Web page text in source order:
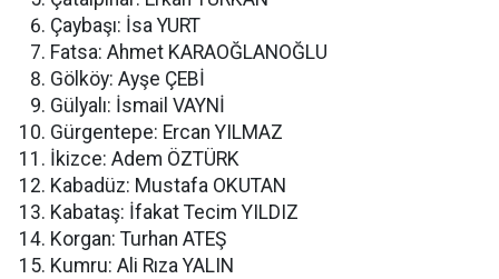
Çaybaşı: İsa YURT
Fatsa: Ahmet KARAOĞLANOĞLU
Gölköy: Ayşe ÇEBİ
Gülyalı: İsmail VAYNİ
Gürgentepe: Ercan YILMAZ
İkizce: Adem ÖZTÜRK
Kabadüz: Mustafa OKUTAN
Kabataş: İfakat Tecim YILDIZ
Korgan: Turhan ATEŞ
Kumru: Ali Rıza YALIN